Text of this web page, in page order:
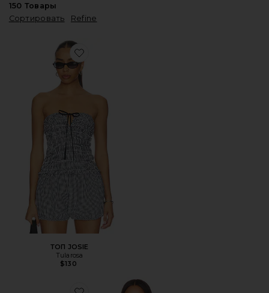
150 Товары
Сортировать
Refine
Favorite ТОП JOSIE
ТОП JOSIE
Tularosa
$130